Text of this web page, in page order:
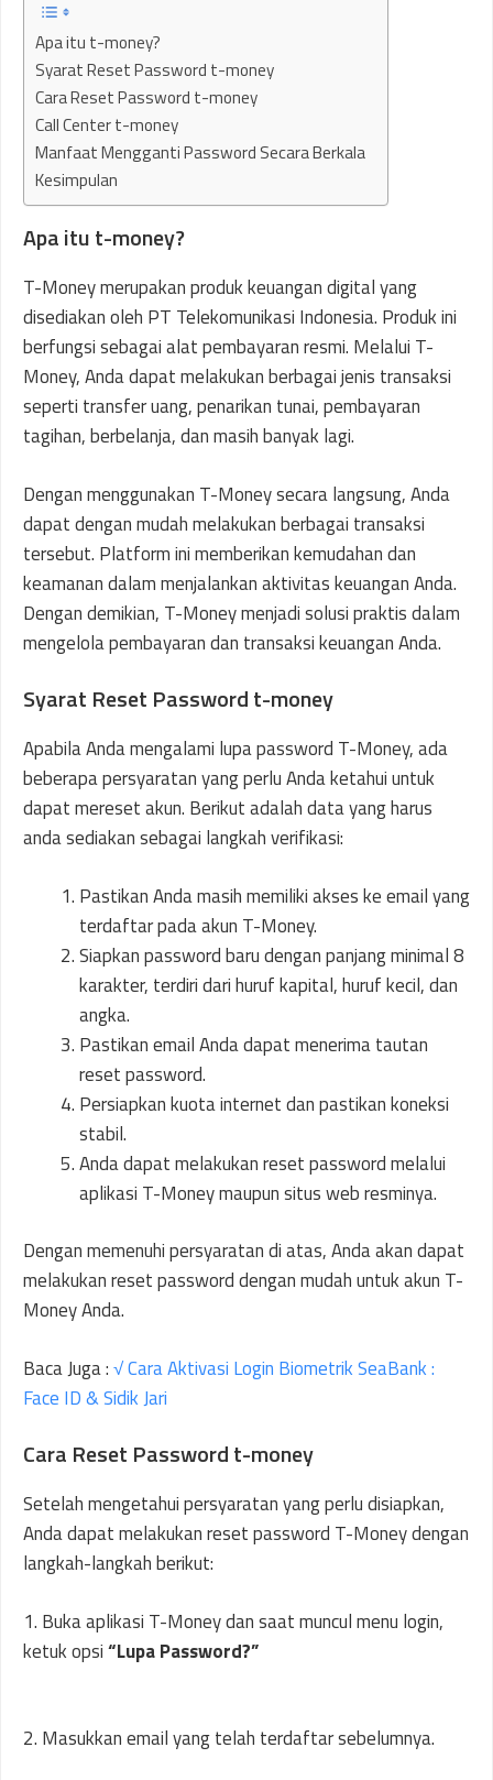
Apa itu t-money?
Syarat Reset Password t-money
Cara Reset Password t-money
Call Center t-money
Manfaat Mengganti Password Secara Berkala
Kesimpulan
Apa itu t-money?
T-Money merupakan produk keuangan digital yang
disediakan oleh PT Telekomunikasi Indonesia. Produk ini
berfungsi sebagai alat pembayaran resmi. Melalui T-
Money, Anda dapat melakukan berbagai jenis transaksi
seperti transfer uang, penarikan tunai, pembayaran
tagihan, berbelanja, dan masih banyak lagi.
Dengan menggunakan T-Money secara langsung, Anda
dapat dengan mudah melakukan berbagai transaksi
tersebut. Platform ini memberikan kemudahan dan
keamanan dalam menjalankan aktivitas keuangan Anda.
Dengan demikian, T-Money menjadi solusi praktis dalam
mengelola pembayaran dan transaksi keuangan Anda.
Syarat Reset Password t-money
Apabila Anda mengalami lupa password T-Money, ada
beberapa persyaratan yang perlu Anda ketahui untuk
dapat mereset akun. Berikut adalah data yang harus
anda sediakan sebagai langkah verifikasi:
Pastikan Anda masih memiliki akses ke email yang
terdaftar pada akun T-Money.
Siapkan password baru dengan panjang minimal 8
karakter, terdiri dari huruf kapital, huruf kecil, dan
angka.
Pastikan email Anda dapat menerima tautan
reset password.
Persiapkan kuota internet dan pastikan koneksi
stabil.
Anda dapat melakukan reset password melalui
aplikasi T-Money maupun situs web resminya.
Dengan memenuhi persyaratan di atas, Anda akan dapat
melakukan reset password dengan mudah untuk akun T-
Money Anda.
Baca Juga :√ Cara Aktivasi Login Biometrik SeaBank :
Face ID & Sidik Jari
Cara Reset Password t-money
Setelah mengetahui persyaratan yang perlu disiapkan,
Anda dapat melakukan reset password T-Money dengan
langkah-langkah berikut:
1. Buka aplikasi T-Money dan saat muncul menu login,
ketuk opsi“Lupa Password?”
2. Masukkan email yang telah terdaftar sebelumnya.